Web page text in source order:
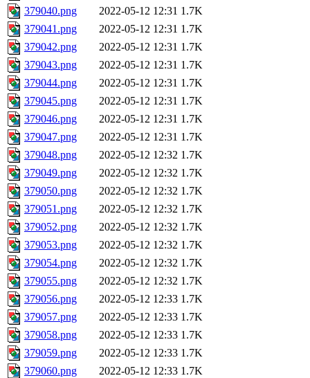
379040.png
2022-05-12 12:31 1.7K
379041.png
2022-05-12 12:31 1.7K
379042.png
2022-05-12 12:31 1.7K
379043.png
2022-05-12 12:31 1.7K
379044.png
2022-05-12 12:31 1.7K
379045.png
2022-05-12 12:31 1.7K
379046.png
2022-05-12 12:31 1.7K
379047.png
2022-05-12 12:31 1.7K
379048.png
2022-05-12 12:32 1.7K
379049.png
2022-05-12 12:32 1.7K
379050.png
2022-05-12 12:32 1.7K
379051.png
2022-05-12 12:32 1.7K
379052.png
2022-05-12 12:32 1.7K
379053.png
2022-05-12 12:32 1.7K
379054.png
2022-05-12 12:32 1.7K
379055.png
2022-05-12 12:32 1.7K
379056.png
2022-05-12 12:33 1.7K
379057.png
2022-05-12 12:33 1.7K
379058.png
2022-05-12 12:33 1.7K
379059.png
2022-05-12 12:33 1.7K
379060.png
2022-05-12 12:33 1.7K